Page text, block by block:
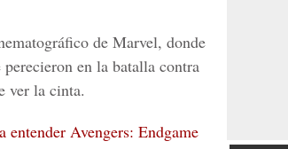
de Marvel, donde
en la batalla contra
ver la cinta.
Avengers: Endgame